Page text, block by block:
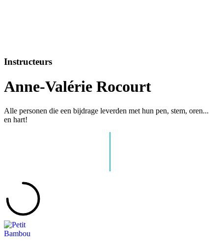
Instructeurs
Anne-Valérie Rocourt
Alle personen die een bijdrage leverden met hun pen, stem, oren...
en hart!